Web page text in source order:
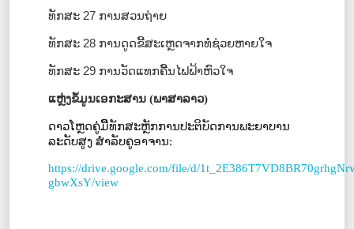
ທັກສະ27 ການສວນຖ່າຍ
ທັກສະ28 ການດູດຂີ້ສະເຫຼດຈາກທໍ່ຊ່ວຍຫາຍໃຈ
ທັກສະ29 ການວັດແທກຄື້ນໄຟຟ້າຫົວໃຈ
ແຫຼ່ງຂໍ້ມູນເອກະສານ (ພາສາລາວ)
ດາວໂຫຼດຄູ່ມືືືທັກສະຫຼັກການປະຕິບັດການພະຍາບານ
ລະດັບສູງ ສໍາລັບຄູອາຈານ:
https://drive.google.com/file/d/
gbwXsY/view